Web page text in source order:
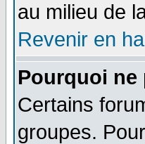
au milieu de
Revenir en
Pourquoi ne
Certains
groupes.